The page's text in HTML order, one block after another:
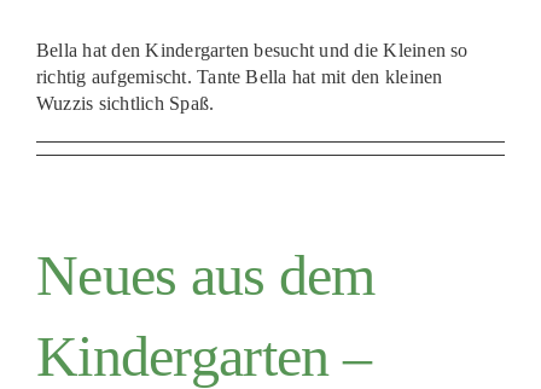
Bella hat den Kindergarten besucht und die Kleinen so
richtig aufgemischt. Tante Bella hat mit den kleinen
Wuzzis sichtlich Spaß.
Neues aus dem
Kindergarten –